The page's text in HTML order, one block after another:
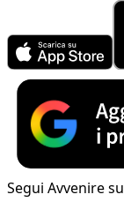
Segui Avvenire su